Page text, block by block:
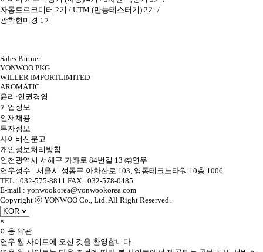
자동토르크미터 2기 / UTM (만능테스터기) 2기 /
광학현미경 1기
Sales Partner
YONWOO PKG
WILLER IMPORTLIMITED
AROMATIC
윤리·인권경영
기업정보
인재채용
투자정보
사이버신문고
개인정보처리방침
인천광역시 서해구 가좌로 84번길 13 ㈜연우
연우성수 : 서울시 성동구 아차산로 103, 영동테크노타워 10층 1006
TEL : 032-575-8811 FAX : 032-578-0485
E-mail : yonwookorea@yonwookorea.com
Copyright ⓒ YONWOO Co., Ltd. All Right Reserved.
×
이용 약관
연우 웹 사이트에 오신 것을 환영합니다.